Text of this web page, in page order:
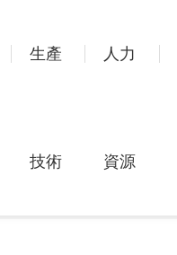
生產
技術
人力
資源